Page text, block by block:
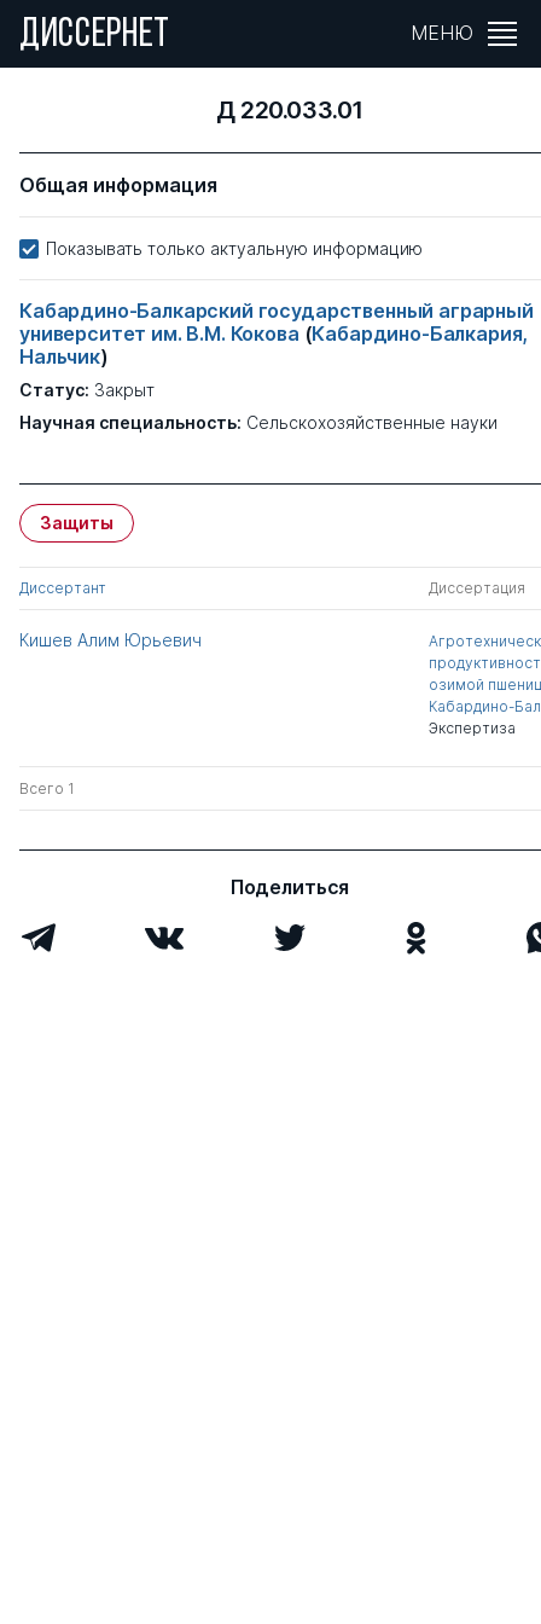
ДИССЕРНЕТ МЕНЮ
Д 220.033.01
Общая информация
Показывать только актуальную информацию
Кабардино-Балкарский государственный аграрный
университет им. В.М. Кокова (Кабардино-Балкария,
Нальчик)
Статус: Закрыт
Научная специальность: Сельскохозяйственные науки
Защиты
Диссертант Диссертация
Кишев Алим Юрьевич
озимой
Кабардино-
Экспертиза
Всего 1
Поделиться